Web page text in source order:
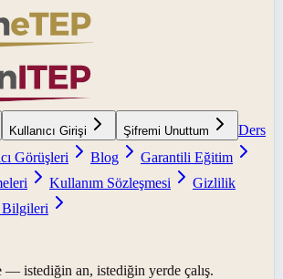
Kullanıcı Girişi Şifremi Unuttum
Ders
Görüşleri Blog
Garantili Eğitim
Kullanım Sözleşmesi
Gizlilik
— istediğin an, istediğin yerde çalış.